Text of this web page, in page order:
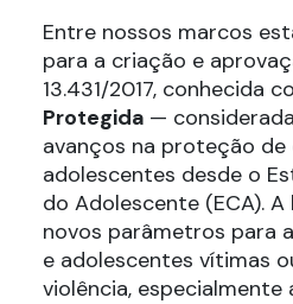
Entre nossos marcos
para a criação e
13.431/2017, conhecida
Protegida —
avanços na proteção de
adolescentes desde o
do Adolescente (ECA).
novos parâmetros para
e adolescentes vítimas
violência, especialmente